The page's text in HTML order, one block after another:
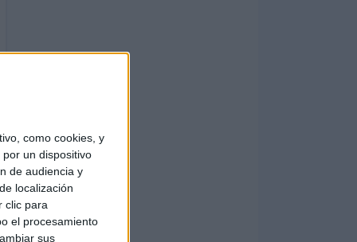
como cookies, y
un dispositivo
de audiencia y
localización
clic para
el procesamiento
sus